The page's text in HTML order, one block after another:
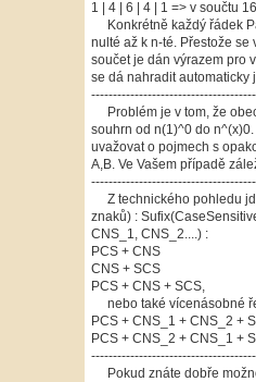
1 | 4 | 6 | 4 | 1 => v součtu
Konkrétně každý řádek
nulté až k n-té. Přestože
součet je dán výrazem pro
se dá nahradit automaticky
Problém je v tom, že
souhrn od n(1)^0 do
uvažovat o pojmech s
A,B. Ve Vašem případě
Z technického pohledu
znaků) :
CNS_1, CNS_2....) :
PCS + CNS
CNS + SCS
PCS + CNS + SCS,
nebo také vícenásobné
PCS + CNS_1 + CNS_2 +
PCS + CNS_2 + CNS_1 +
Pokud znáte dobře